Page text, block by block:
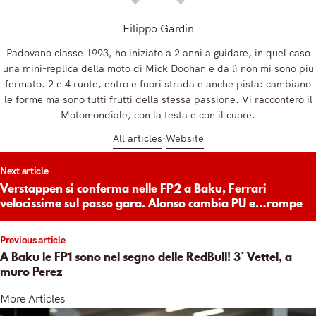
Filippo Gardin
Padovano classe 1993, ho iniziato a 2 anni a guidare, in quel caso
una mini-replica della moto di Mick Doohan e da lì non mi sono più
fermato. 2 e 4 ruote, entro e fuori strada e anche pista: cambiano
le forme ma sono tutti frutti della stessa passione. Vi racconterò il
Motomondiale, con la testa e con il cuore.
All articles Website
Previous article
A Baku le FP1 sono nel segno delle RedBull! 3° Vettel, a
muro Perez
Next article
Verstappen si conferma nelle FP2 a Baku, Ferrari
velocissime sul passo gara. Alonso cambia PU e…rompe
More Articles